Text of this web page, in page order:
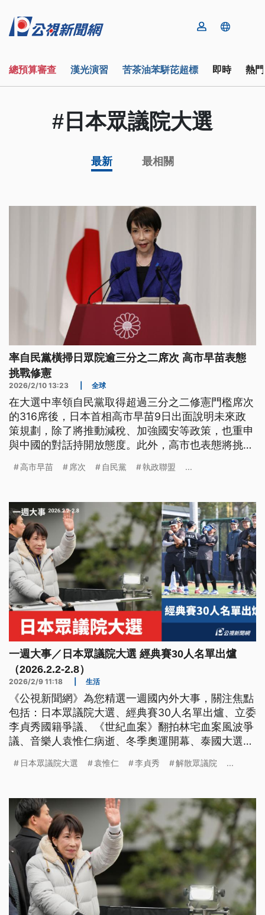
總預算審查 漢光演習 苦茶油苯駢芘超標 即時 熱
#日本眾議院大選
最新 最相關
率自民黨橫掃日眾院逾三分之二席次 高市早苗表態
挑戰修憲
2026/2/10 13:23 全球
在大選中率領自民黨取得超過三分之二修憲門檻席次
的316席後，日本首相高市早苗9日出面說明未來政
策規劃，除了將推動減稅、加強國安等政策，也重申
與中國的對話持開放態度。此外，高市也表態將挑戰
衛隊地位明確入憲。
高市早苗 席次 自民黨 執政聯盟 ...
一週大事／日本眾議院大選 經典賽30人名單出爐
（2026.2.2-2.8）
2026/2/9 11:18 生活
《公視新聞網》為您精選一週國內外大事，關注焦點
包括：日本眾議院大選、經典賽30人名單出爐、立委
李貞秀國籍爭議、《世紀血案》翻拍林宅血案風波爭
議、音樂人袁惟仁病逝、冬季奧運開幕、泰國大選與
日本眾議院大選 袁惟仁 李貞秀 解散眾議院 ...